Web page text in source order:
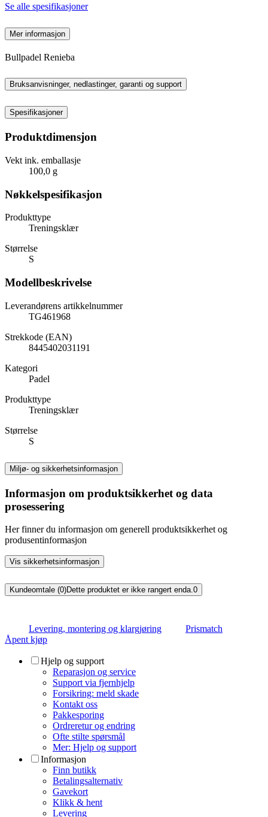
Se alle spesifikasjoner
Mer informasjon
Bullpadel Renieba
Bruksanvisninger, nedlastinger, garanti og support
Spesifikasjoner
Produktdimensjon
Vekt ink. emballasje
100,0 g
Nøkkelspesifikasjon
Produkttype
Treningsklær
Størrelse
S
Modellbeskrivelse
Leverandørens artikkelnummer
TG461968
Strekkode (EAN)
8445402031191
Kategori
Padel
Produkttype
Treningsklær
Størrelse
S
Miljø- og sikkerhetsinformasjon
Informasjon om produktsikkerhet og data
prosessering
Her finner du informasjon om generell produktsikkerhet og
produsentinformasjon
Vis sikkerhetsinformasjon
Kundeomtale (0)Dette produktet er ikke rangert enda.0
Levering, montering og klargjøring
Prismatch
Åpent kjøp
Hjelp og support
Reparasjon og service
Support via fjernhjelp
Forsikring: meld skade
Kontakt oss
Pakkesporing
Ordreretur og endring
Ofte stilte spørsmål
Mer: Hjelp og support
Informasjon
Finn butikk
Betalingsalternativ
Gavekort
Klikk & hent
Levering